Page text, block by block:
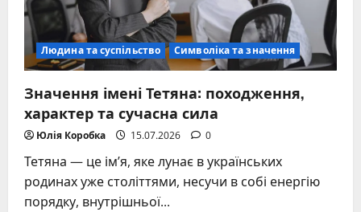
Людина та суспільство Символіка та значення
Значення імені Тетяна: походження,
характер та сучасна сила
Юлія Коробка 15.07.2026 0
Тетяна — це ім’я, яке лунає в українських
родинах уже століттями, несучи в собі енергію
порядку, внутрішньої...